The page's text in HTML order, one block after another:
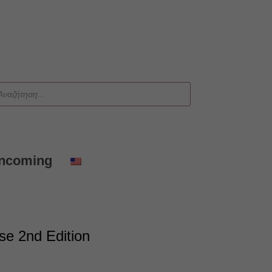
2nd Edition